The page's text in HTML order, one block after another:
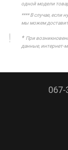
одной модели
**** В случае, если
мы можем
*При
данные, интернет-
067-